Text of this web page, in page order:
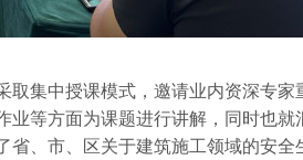
集中授课模式，邀请业内资深专家
等方面为课题进行讲解，同时也就
省、市、区关于建筑施工领域的安全